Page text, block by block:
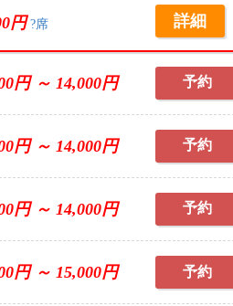
円?席 詳細
円 ～ 14,000円 予約
円 ～ 14,000円 予約
円 ～ 14,000円 予約
円 ～ 15,000円 予約